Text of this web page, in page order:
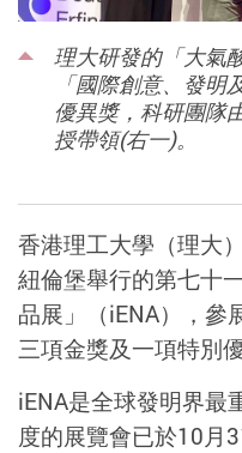
理大研發的「大氣
「國際創意、發
優異獎，科研團隊
授帶領(右一)。
香港理工大學（理大）
紐倫堡舉行的第七十
品展」 （iENA）， 參
三項金獎及一項特別
iENA是全球發明界最
度的展覽會已於10月